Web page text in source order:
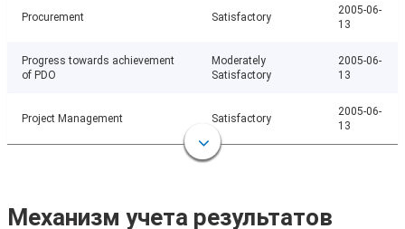
Procurement Satisfactory
2005-06-
13
Progress towards achievement
of PDO
Moderately
Satisfactory
2005-06-
13
Project Management Satisfactory
2005-06-
13
Механизм учета результатов